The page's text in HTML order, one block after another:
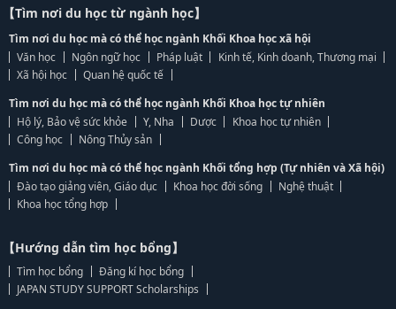
【Tìm nơi du học từ ngành học】
Tìm nơi du học mà có thể học ngành Khối Khoa học xã hội
Văn học
Ngôn ngữ học Pháp luật
Kinh tế, Kinh doanh, Thương mại
Xã hội học
Quan hệ quốc tế
Tìm nơi du học mà có thể học ngành Khối Khoa học tự nhiên
Hộ lý, Bảo vệ sức khỏe
Y, Nha Dược
Khoa học tự nhiên
Công học
Nông Thủy sản
Tìm nơi du học mà có thể học ngành Khối tổng hợp (Tự nhiên và Xã hội)
Đào tạo giảng viên, Giáo dục
Khoa học đời sống
Nghệ thuật
Khoa học tổng hợp
【Hướng dẫn tìm học bổng】
Tìm học bổng
Đăng kí học bổng
JAPAN STUDY SUPPORT Scholarships